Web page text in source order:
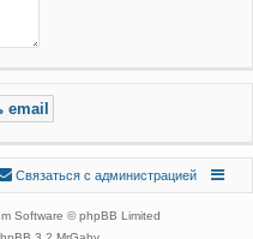
Связаться с администрацией
Software © phpBB Limited